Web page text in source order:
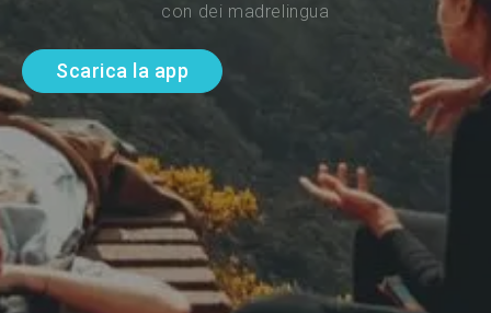
con dei madrelingua
Scarica la app